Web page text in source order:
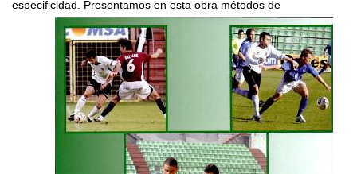
especificidad. Presentamos en esta obra métodos de